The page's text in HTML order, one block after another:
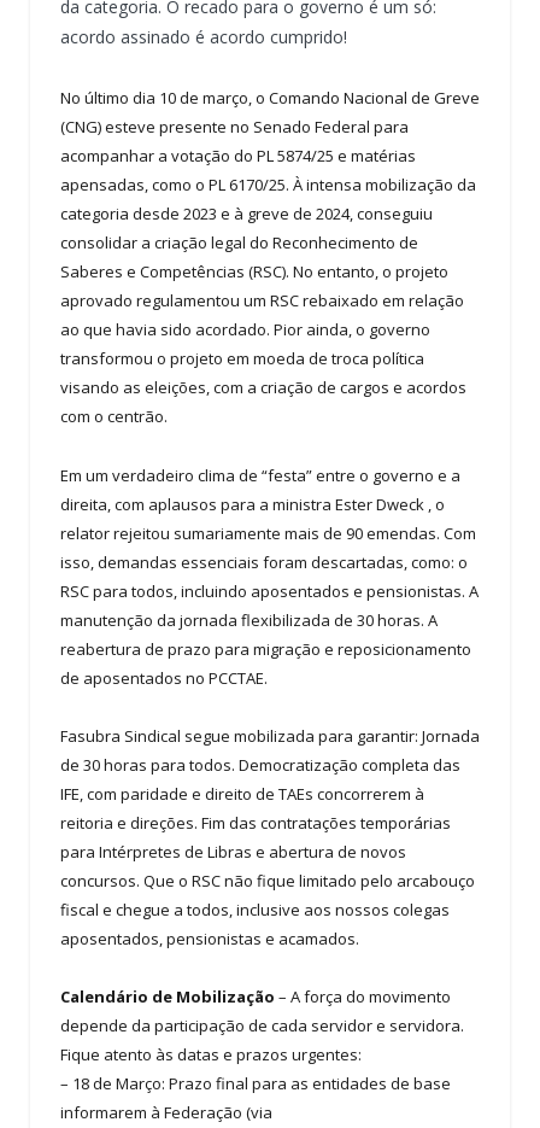
da categoria. O recado para o governo é um só:
acordo assinado é acordo cumprido!
No último dia 10 de março, o Comando Nacional de Greve
(CNG) esteve presente no Senado Federal para
acompanhar a votação do PL 5874/25 e matérias
apensadas, como o PL 6170/25. À intensa mobilização da
categoria desde 2023 e à greve de 2024, conseguiu
consolidar a criação legal do Reconhecimento de
Saberes e Competências (RSC). No entanto, o projeto
aprovado regulamentou um RSC rebaixado em relação
ao que havia sido acordado. Pior ainda, o governo
transformou o projeto em moeda de troca política
visando as eleições, com a criação de cargos e acordos
com o centrão.
Em um verdadeiro clima de “festa” entre o governo e a
direita, com aplausos para a ministra Ester Dweck , o
relator rejeitou sumariamente mais de 90 emendas. Com
isso, demandas essenciais foram descartadas, como: o
RSC para todos, incluindo aposentados e pensionistas. A
manutenção da jornada flexibilizada de 30 horas. A
reabertura de prazo para migração e reposicionamento
de aposentados no PCCTAE.
Fasubra Sindical segue mobilizada para garantir: Jornada
de 30 horas para todos. Democratização completa das
IFE, com paridade e direito de TAEs concorrerem à
reitoria e direções. Fim das contratações temporárias
para Intérpretes de Libras e abertura de novos
concursos. Que o RSC não fique limitado pelo arcabouço
fiscal e chegue a todos, inclusive aos nossos colegas
aposentados, pensionistas e acamados.
Calendário de Mobilização – A força do movimento
depende da participação de cada servidor e servidora.
Fique atento às datas e prazos urgentes:
– 18 de Março: Prazo final para as entidades de base
informarem à Federação (via